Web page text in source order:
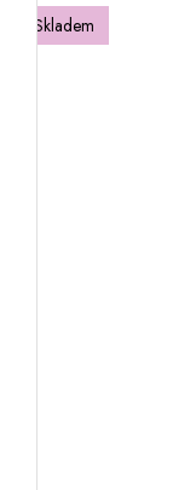
Skladem